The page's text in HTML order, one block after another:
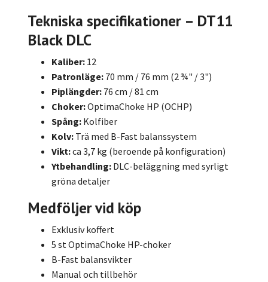
Tekniska specifikationer – DT11
Black DLC
Kaliber: 12
Patronläge: 70 mm / 76 mm (2 ¾" / 3")
Piplängder: 76 cm / 81 cm
Choker:OptimaChoke HP (OCHP)
Spång: Kolfiber
Kolv: Trä med B-Fast balanssystem
Vikt:ca 3,7 kg (beroende på konfiguration)
Ytbehandling: DLC-beläggning med syrligt
gröna detaljer
Medföljer vid köp
Exklusiv koffert
5 st OptimaChoke HP-choker
B-Fast balansvikter
Manual och tillbehör